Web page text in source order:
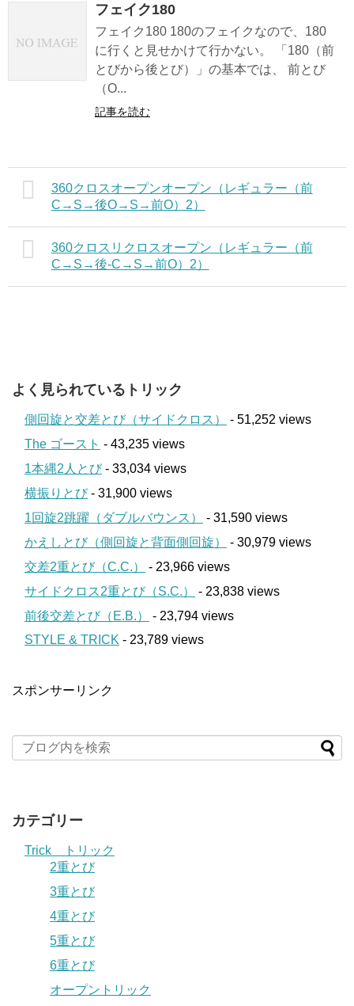
フェイク180
フェイク180 180のフェイクなので、180
に行くと見せかけて行かない。 「180（前
とびから後とび）」の基本では、 前とび
（O...
記事を読む
360クロスオープンオープン（レギュラー（前
C→S→後O→S→前O）2）
360クロスリクロスオープン（レギュラー（前
C→S→後-C→S→前O）2）
よく見られているトリック
側回旋と交差とび（サイドクロス）
- 51,252 views
The ゴースト - 43,235 views
1本縄2人とび- 33,034 views
横振りとび- 31,900 views
1回旋2跳躍（ダブルバウンス）
- 31,590 views
かえしとび（側回旋と背面側回旋）
- 30,979 views
交差2重とび（C.C.）
- 23,966 views
サイドクロス2重とび（S.C.）
- 23,838 views
前後交差とび（E.B.）
- 23,794 views
STYLE & TRICK - 23,789 views
スポンサーリンク
カテゴリー
Trick トリック
2重とび
3重とび
4重とび
5重とび
6重とび
オープントリック